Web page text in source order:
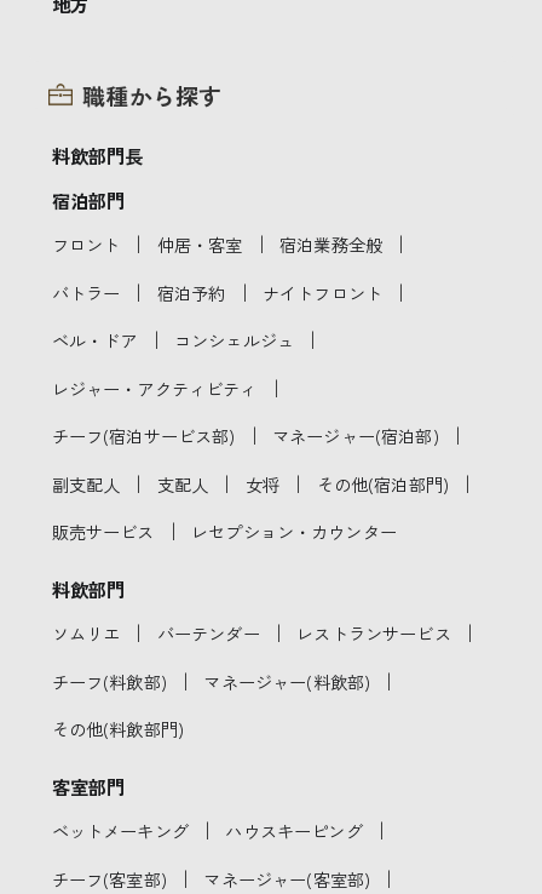
職種から探す
料飲部門長
宿泊部門
フロント ｜ 仲居・客室 ｜ 宿泊業務全般 ｜
バトラー ｜ 宿泊予約 ｜ ナイトフロント ｜
ベル・ドア ｜ コンシェルジュ ｜
レジャー・アクティビティ ｜
チーフ(宿泊サービス部) ｜ マネージャー(宿泊部) ｜
副支配人 ｜ 支配人 ｜ 女将 ｜ その他(宿泊部門) ｜
販売サービス ｜ レセプション・カウンター
料飲部門
ソムリエ ｜ バーテンダー ｜ レストランサービス ｜
チーフ(料飲部) ｜ マネージャー(料飲部) ｜
その他(料飲部門)
客室部門
ベットメーキング ｜ ハウスキーピング ｜
チーフ(客室部) ｜ マネージャー(客室部) ｜